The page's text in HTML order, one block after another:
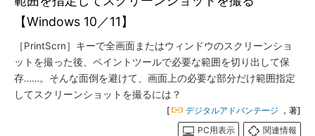
【Windows 10／11】
［PrintScrn］キーで全画面またはウィンドウのスクリーンショ
ットを撮った後、ペイントツールで必要な範囲を切り出して保
存……。そんな面倒を避けて、画面上の必要な部分だけ範囲指定
してスクリーンショットを撮るには？
[ デジタルアドバンテージ ，著]
PC用表示
関連情報